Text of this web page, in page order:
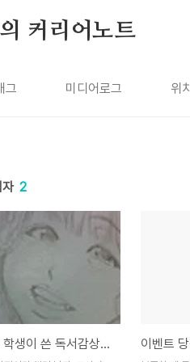
커리어노트
그 미디어로그 위
2
중학교 1학년 학생이 쓴 독서감상문이 1등 했네요 이벤트